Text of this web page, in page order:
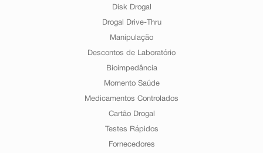
Disk Drogal
Drogal Drive-Thru
Manipulação
Descontos de Laboratório
Bioimpedância
Momento Saúde
Medicamentos Controlados
Cartão Drogal
Testes Rápidos
Fornecedores